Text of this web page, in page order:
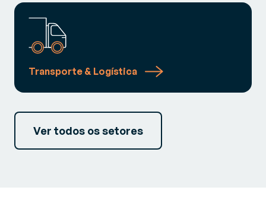
Transporte & Logística
Ver todos os setores